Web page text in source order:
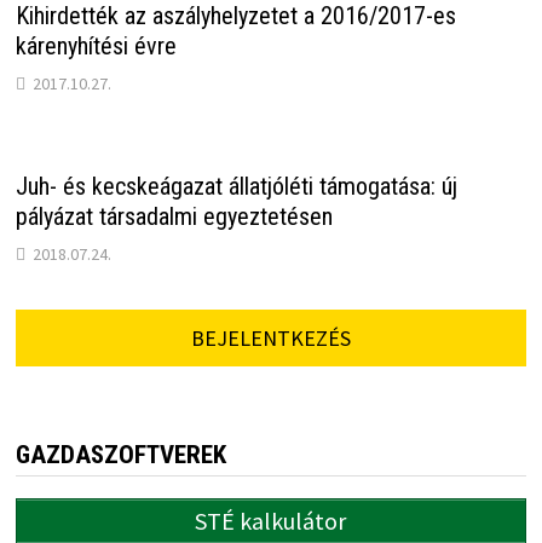
Kihirdették az aszályhelyzetet a 2016/2017-es
kárenyhítési évre
2017.10.27.
Juh- és kecskeágazat állatjóléti támogatása: új
pályázat társadalmi egyeztetésen
2018.07.24.
BEJELENTKEZÉS
GAZDASZOFTVEREK
STÉ kalkulátor